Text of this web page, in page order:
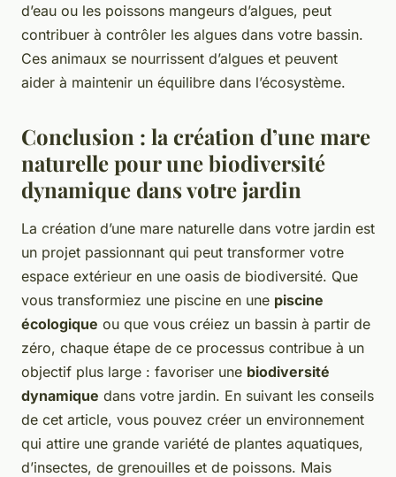
d’eau ou les poissons mangeurs d’algues, peut
contribuer à contrôler les algues dans votre bassin.
Ces animaux se nourrissent d’algues et peuvent
aider à maintenir un équilibre dans l’écosystème.
Conclusion : la création d’une mare
naturelle pour une biodiversité
dynamique dans votre jardin
La création d’une mare naturelle dans votre jardin est
un projet passionnant qui peut transformer votre
espace extérieur en une oasis de biodiversité. Que
vous transformiez une piscine en une piscine
écologique ou que vous créiez un bassin à partir de
zéro, chaque étape de ce processus contribue à un
objectif plus large : favoriser une biodiversité
dynamique dans votre jardin. En suivant les conseils
de cet article, vous pouvez créer un environnement
qui attire une grande variété de plantes aquatiques,
d’insectes, de grenouilles et de poissons. Mais